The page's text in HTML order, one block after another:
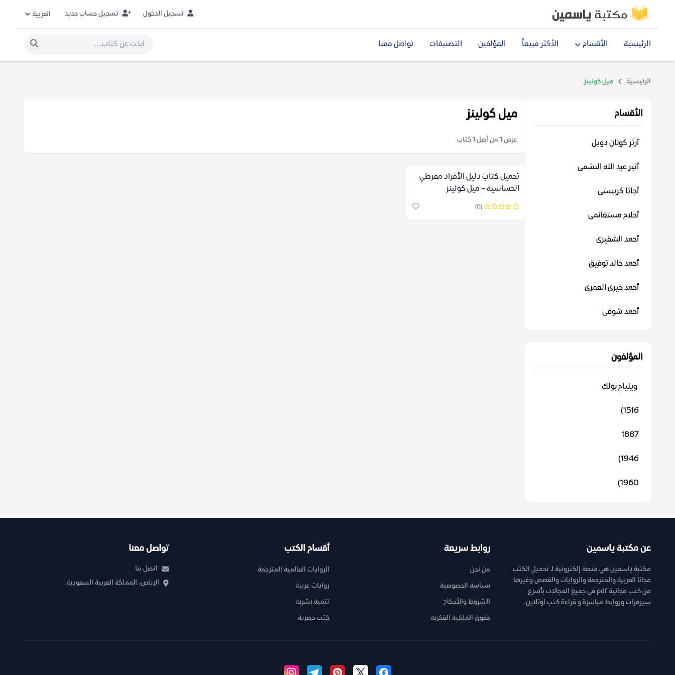
تسجيل الدخول تسجيل حساب جديد
الرئيسية الأقسام الأكثر مبيعاً المؤلفين التصنيفات تواصل معنا
الرئيسية ميل كولينز
الأقسام
آرثر كونان دويل
أثير عبد الله النشمى
أجاثا كريستى
أحلام مستغانمى
أحمد الشقيرى
أحمد خالد توفيق
أحمد خيرى العمرى
أحمد شوقى
المؤلفون
‬ ويليام بولك
1516)
1887
1946)
1960)
ميل كولينز
عرض 1 من أصل 1 كتاب
تحميل كتاب دليل الأفراد مفرطي
الحساسية – ميل كولينز
(0)
عن مكتبة ياسمين
مكتبة ياسمين هي منصة إلكترونية لـ تحميل الكتب
مجانا العربية والمترجمة والروايات والقصص وغيرها
من كتب مجانية pdf فى جميع المجالات بأسرع
سيرفرات وروابط مباشرة و قراءة كتب اونلاين.
روابط سريعة
من نحن
سياسة الخصوصية
الشروط والأحكام
حقوق الملكية الفكرية
أقسام الكتب
الروايات العالمية المترجمة
روايات عربية
تنمية بشرية
كتب حصرية
تواصل معنا
اتصل بنا
الرياض، المملكة العربية السعودية